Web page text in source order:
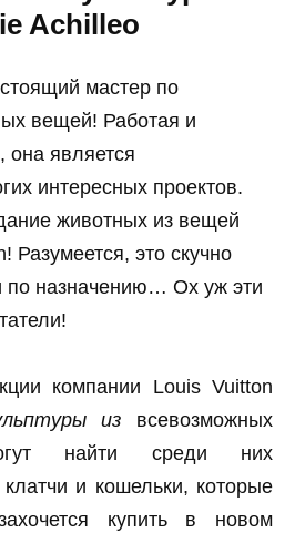
Achilleo
мастер по
вещей! Работая и
она является
интересных проектов.
животных из вещей
это скучно
по назначению… Ох уж эти
компании Louis Vuitton
из всевозможных
найти среди них
и кошельки, которые
купить в новом